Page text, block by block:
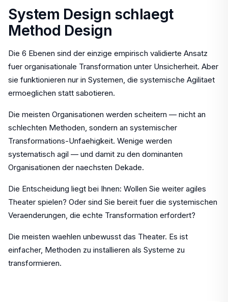
System Design schlaegt
Method Design
Die 6 Ebenen sind der einzige empirisch validierte Ansatz
fuer organisationale Transformation unter Unsicherheit. Aber
sie funktionieren nur in Systemen, die systemische Agilitaet
ermoeglichen statt sabotieren.
Die meisten Organisationen werden scheitern — nicht an
schlechten Methoden, sondern an systemischer
Transformations-Unfaehigkeit. Wenige werden
systematisch agil — und damit zu den dominanten
Organisationen der naechsten Dekade.
Die Entscheidung liegt bei Ihnen: Wollen Sie weiter agiles
Theater spielen? Oder sind Sie bereit fuer die systemischen
Veraenderungen, die echte Transformation erfordert?
Die meisten waehlen unbewusst das Theater. Es ist
einfacher, Methoden zu installieren als Systeme zu
transformieren.